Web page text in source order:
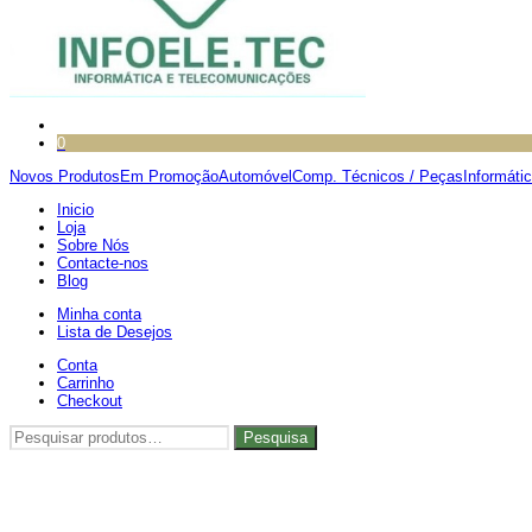
0
Novos Produtos Em PromoçãoAutomóvel Comp. Técnicos / Peças
Inicio
Loja
Sobre Nós
Contacte-nos
Blog
Minha conta
Lista de Desejos
Conta
Carrinho
Checkout
Pesquisar
por:
Pesquisa